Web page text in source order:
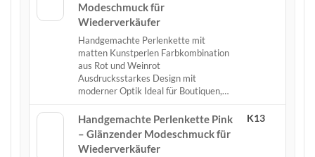
Modeschmuck für
Wiederverkäufer
Handgemachte Perlenkette mit
matten Kunstperlen Farbkombination
aus Rot und Weinrot
Ausdrucksstarkes Design mit
moderner Optik Ideal für Boutiquen,…
Handgemachte Perlenkette Pink
– Glänzender Modeschmuck für
Wiederverkäufer
K13